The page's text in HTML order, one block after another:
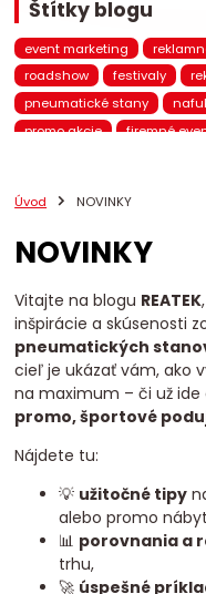
Štítky blogu
event marketing
roadshow
festivaly
pneumatické stany
promo akcie
firemné
nafukovacie reklamy
pneumatické brány
chill-out zóna
eventová
VIP stany
stany na
pneumatické produkty
nafukovacie balóny
pneumatické reklamy
event marketing Slovensko
cieľová brána
Úvod NOVINKY
NOVINKY
Vitajte na blogu REATEK
inšpirácie a skúsenosti
pneumatických
cieľ je ukázať vám, ako
na maximum – či už ide
promo, športové
Nájdete tu:
💡 užitočné tipy
alebo promo
📊 porovnania a
trhu,
🚀 úspešné